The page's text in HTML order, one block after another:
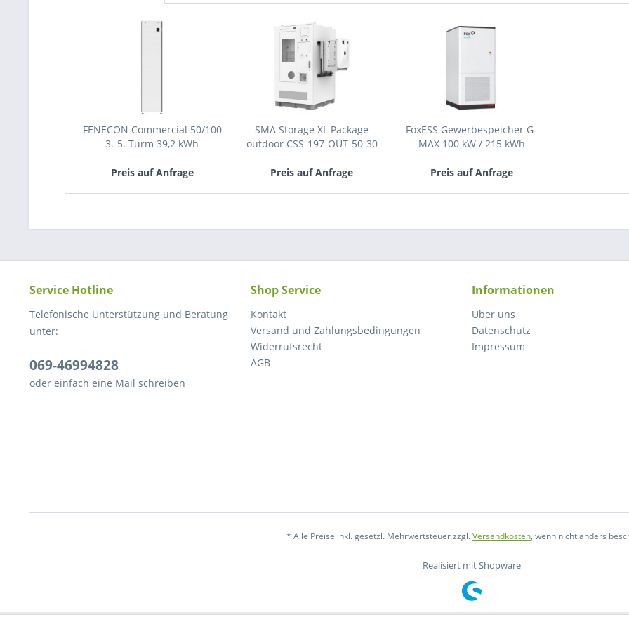
FENECON Commercial 50/100
3.-5. Turm 39,2 kWh
Preis auf Anfrage
SMA Storage XL Package
outdoor CSS-197-OUT-50-30
Preis auf Anfrage
FoxESS Gewerbespeicher G-
MAX 100 kW / 215 kWh
Preis auf Anfrage
Service Hotline
Telefonische Unterstützung und Beratung
unter:
069-46994828
oder einfach eine Mail schreiben
Shop Service
Kontakt
Versand und Zahlungsbedingungen
Widerrufsrecht
AGB
Informationen
Über uns
Datenschutz
Impressum
* Alle Preise inkl. gesetzl. Mehrwertsteuer zzgl.Versandkosten, wenn nicht anders
Realisiert mit Shopware